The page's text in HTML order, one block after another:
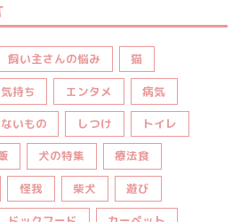
飼い主さんの悩み 猫
持ち エンタメ 病気
いもの しつけ トイレ
犬の特集 療法食
怪我 柴犬 遊び